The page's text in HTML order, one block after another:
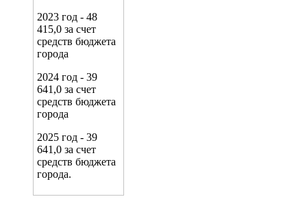
2023 год - 48
415,0 за счет
средств бюджета
города
2024 год - 39
641,0 за счет
средств бюджета
города
2025 год - 39
641,0 за счет
средств бюджета
города.